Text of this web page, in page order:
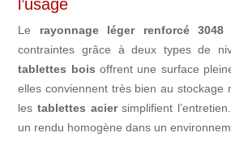
l’usage
Le rayonnage léger renforcé 3048
contraintes grâce à deux types de
tablettes bois offrent une surface
elles conviennent très bien au stockage
lestablettes aciersimplifient
un rendu homogène dans un